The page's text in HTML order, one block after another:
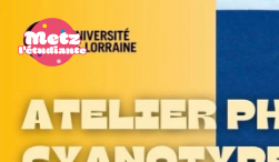
Panneau de gestion des cookies